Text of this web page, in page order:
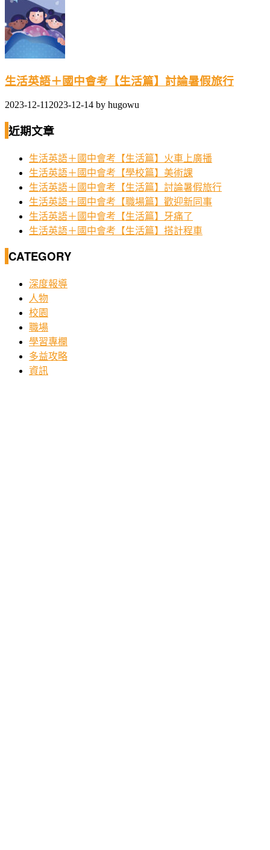
生活英語＋國中會考【生活篇】討論暑假旅行
2023-12-11 2023-12-14 by hugowu
近期文章
生活英語＋國中會考【生活篇】火車上廣播
生活英語＋國中會考【學校篇】美術課
生活英語＋國中會考【生活篇】討論暑假旅行
生活英語＋國中會考【職場篇】歡迎新同事
生活英語＋國中會考【生活篇】牙痛了
生活英語＋國中會考【生活篇】搭計程車
CATEGORY
深度報導
人物
校園
職場
學習專欄
多益攻略
資訊